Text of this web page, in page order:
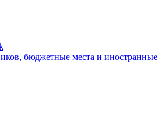
бюджетные места и иностранные